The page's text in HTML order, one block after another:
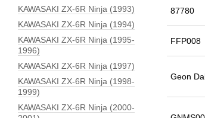
87780
FFP008
Geon
KAWASAKI ZX-6R Ninja (1993)
KAWASAKI ZX-6R Ninja (1994)
KAWASAKI ZX-6R Ninja (1995-
1996)
KAWASAKI ZX-6R Ninja (1997)
KAWASAKI ZX-6R Ninja (1998-
1999)
KAWASAKI ZX-6R Ninja (2000-